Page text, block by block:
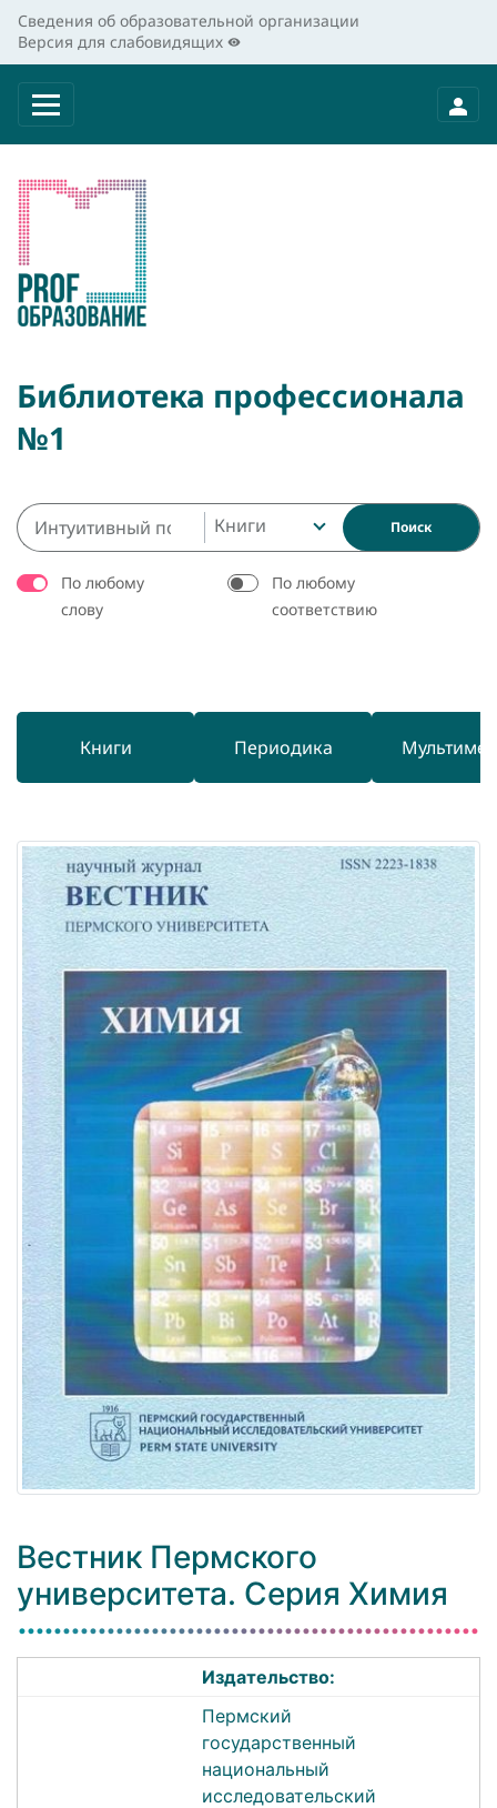
Сведения об образовательной организации
Версия для слабовидящих
Библиотека профессионала
№1
Книги Поиск
По любому
слову
По любому
соответствию
Книги Периодика
Вестник Пермского
университета. Серия Химия
Издательство:
Пермский
государственный
национальный
исследовательский